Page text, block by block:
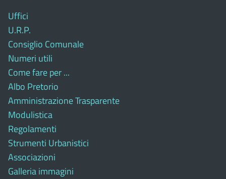
Uffici
U.R.P.
Consiglio Comunale
Numeri utili
Come fare per ...
Albo Pretorio
Amministrazione Trasparente
Modulistica
Regolamenti
Strumenti Urbanistici
Associazioni
Galleria immagini